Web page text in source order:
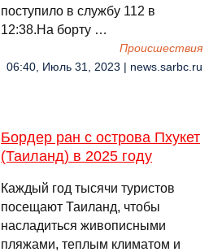
поступило в службу 112 в
12:38.На борту …
Происшествия
06:40, Июль 31, 2023 | news.sarbc.ru
Бордер ран с острова Пхукет
(Таиланд) в 2025 году
Каждый год тысячи туристов
посещают Таиланд, чтобы
насладиться живописными
пляжами, теплым климатом и